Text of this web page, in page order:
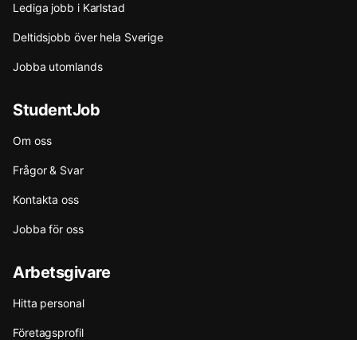
Lediga jobb i Karlstad
Deltidsjobb över hela Sverige
Jobba utomlands
StudentJob
Om oss
Frågor & Svar
Kontakta oss
Jobba för oss
Arbetsgivare
Hitta personal
Företagsprofil